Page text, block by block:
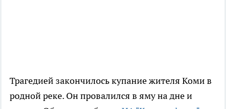
Трагедией закончилось купание жителя Коми в
родной реке. Он провалился в яму на дне и